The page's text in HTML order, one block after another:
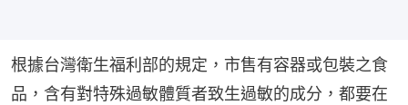
根據台灣衛生福利部的規定，市售有容器或包裝之食
品，含有對特殊過敏體質者致生過敏的成分，都要在